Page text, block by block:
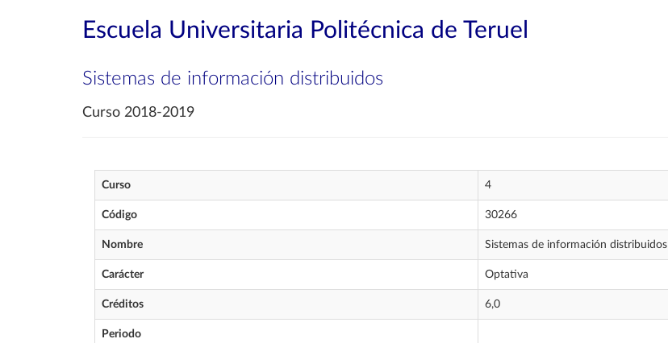
Escuela Universitaria Politécnica de Teruel
Sistemas de información distribuidos
Curso 2018-2019
Curso 4
Código 30266
Nombre Sistemas de información distribuidos
Carácter Optativa
Créditos 6,0
Periodo